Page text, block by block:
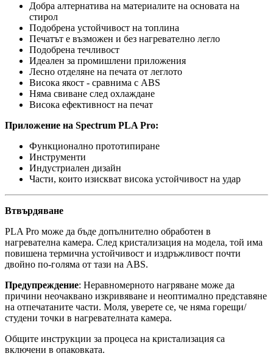
Добра алтернатива на материалите на основата на
стирол
Подобрена устойчивост на топлина
Печатът е възможен и без нагревателно легло
Подобрена течливост
Идеален за промишлени приложения
Лесно отделяне на печата от леглото
Висока якост - сравнима с ABS
Няма свиване след охлаждане
Висока ефективност на печат
Приложение на Spectrum PLA Pro:
Функционално прототипиране
Инструменти
Индустриален дизайн
Части, които изискват висока устойчивост на удар
Втвърдяване
PLA Pro може да бъде допълнително обработен в
нагревателна камера. След кристализация на модела, той има
повишена термична устойчивост и издръжливост почти
двойно по-голяма от тази на ABS.
Предупреждение: Неравномерното нагряване може да
причини неочаквано изкривяване и неоптимално представяне
на отпечатаните части. Моля, уверете се, че няма горещи/
студени точки в нагревателната камера.
Общите инструкции за процеса на кристализация са
включени в опаковката.